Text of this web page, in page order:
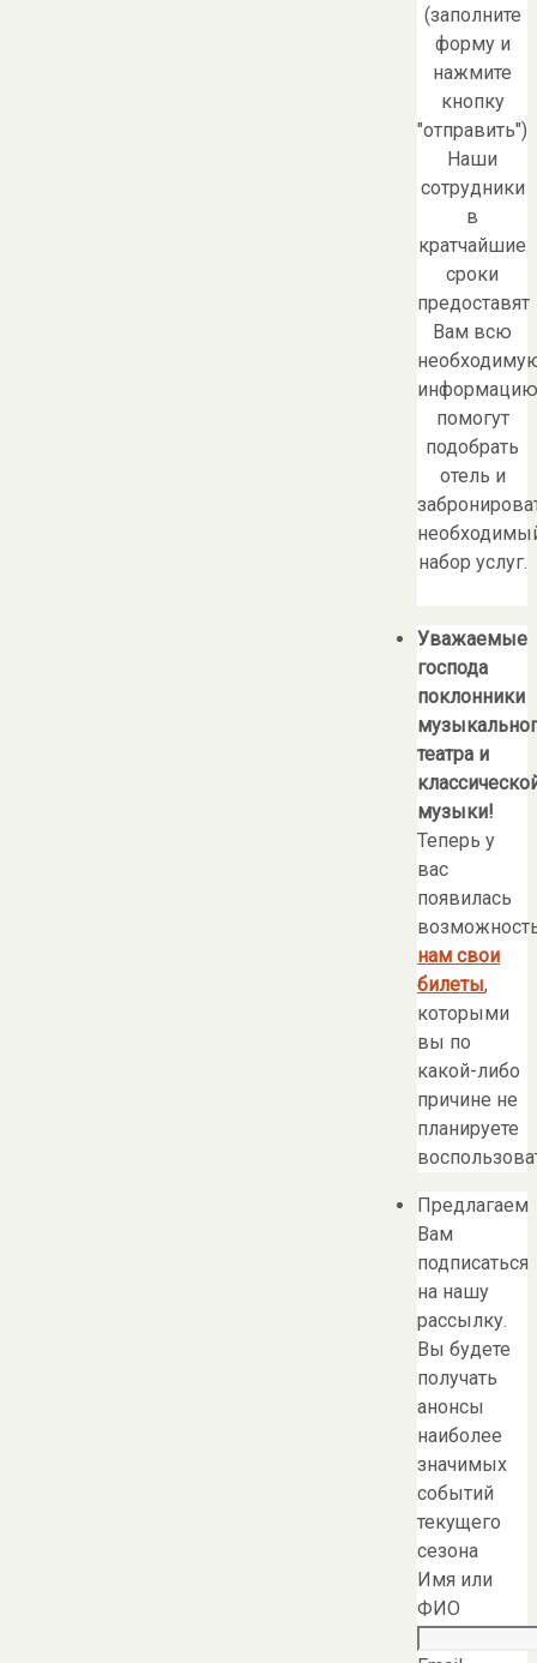
(заполните
форму и
нажмите
кнопку
"отправить")
Наши
сотрудники
в
кратчайшие
сроки
предоставят
Вам всю
помогут
подобрать
отель и
набор услуг.
Уважаемые
господа
поклонники
театра и
музыки!
Теперь у
вас
появилась
нам свои
билеты,
которыми
вы по
какой-либо
причине не
планируете
Предлагаем
Вам
подписаться
на нашу
рассылку.
Вы будете
получать
анонсы
наиболее
значимых
событий
текущего
сезона
Имя или
ФИО